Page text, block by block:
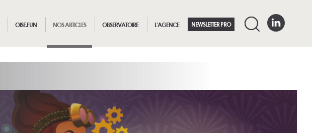
OISE.FUN NOS ARTICLES OBSERVATOIRE L’AGENCE NEWSLETTER PRO